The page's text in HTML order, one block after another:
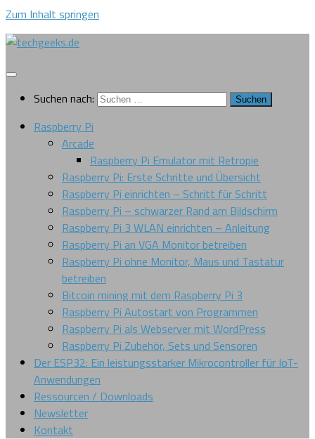
Zum Inhalt springen
Suchen nach:
Raspberry Pi
Arcade
Raspberry Pi Emulator mit Retropie
Raspberry Pi: Erste Schritte und Übersicht
Raspberry Pi einrichten – Schritt für Schritt
Raspberry Pi – schwarzer Rand am Bildschirm
Raspberry Pi 3 WLAN einrichten – Anleitung
Raspberry Pi an VGA Monitor betreiben
Raspberry Pi ohne Monitor, Maus und Tastatur
betreiben
Bitcoin mining mit dem Raspberry Pi 3
Raspberry Pi Autostart von Programmen
Raspberry Pi als Webserver mit WordPress
Raspberry Pi Zubehör, Sets und Sensoren
Der ESP32: Ein leistungsstarker Mikrocontroller für IoT-
Anwendungen
Ressourcen / Downloads
Newsletter
Kontakt